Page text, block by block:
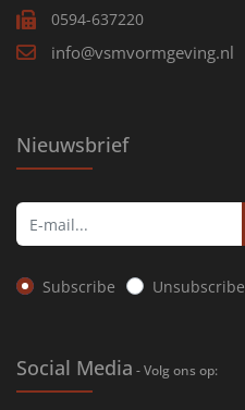
0594-637220
info@vsmvormgeving.nl
Nieuwsbrief
Subscribe Unsubscribe
Social Media - Volg ons op: